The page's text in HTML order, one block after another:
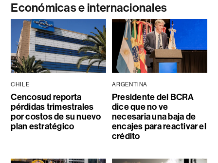
Económicas e internacionales
CHILE
Cencosud reporta
pérdidas trimestrales
por costos de su nuevo
plan estratégico
ARGENTINA
Presidente del BCRA
dice que no ve
necesaria una baja de
encajes para reactivar el
crédito